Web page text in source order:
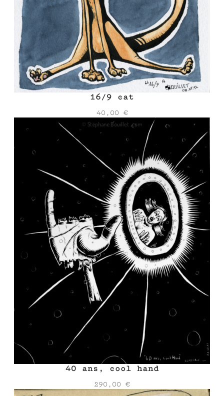
16/9 cat
40,00 €
40 ans, cool hand
290,00 €